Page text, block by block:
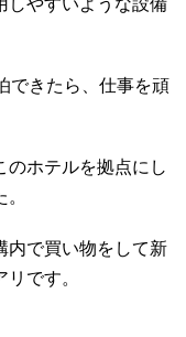
できたら、仕事を頑
のホテルを拠点にし
内で買い物をして新
です。